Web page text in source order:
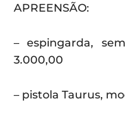
APREENSÃO:
– espingarda,
3.000,00
– pistola Taurus,